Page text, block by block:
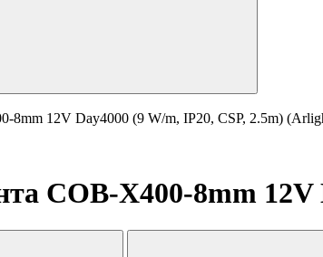
8mm 12V Day4000 (9 W/m, IP20, CSP, 2.5m)
COB-X400-8mm